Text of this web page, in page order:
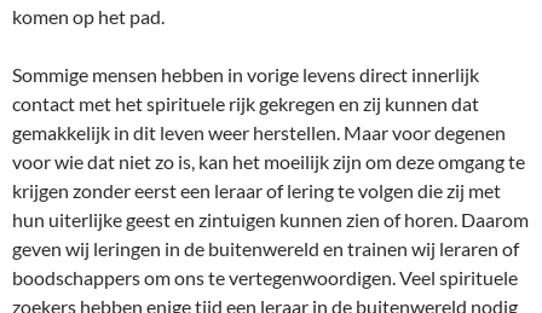
komen op het pad.
Sommige mensen hebben in vorige levens direct innerlijk
contact met het spirituele rijk gekregen en zij kunnen dat
gemakkelijk in dit leven weer herstellen. Maar voor degenen
voor wie dat niet zo is, kan het moeilijk zijn om deze omgang te
krijgen zonder eerst een leraar of lering te volgen die zij met
hun uiterlijke geest en zintuigen kunnen zien of horen. Daarom
geven wij leringen in de buitenwereld en trainen wij leraren of
boodschappers om ons te vertegenwoordigen. Veel spirituele
zoekers hebben enige tijd een leraar in de buitenwereld nodig